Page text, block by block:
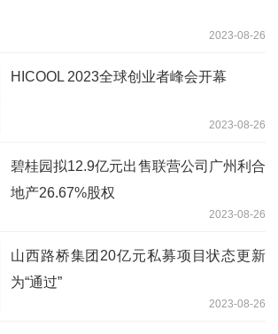
2023-08-26
HICOOL 2023全球创业者峰会开幕
2023-08-26
碧桂园拟12.9亿元出售联营公司广州利合
地产26.67%股权
2023-08-26
山西路桥集团20亿元私募项目状态更新
为“通过”
2023-08-26